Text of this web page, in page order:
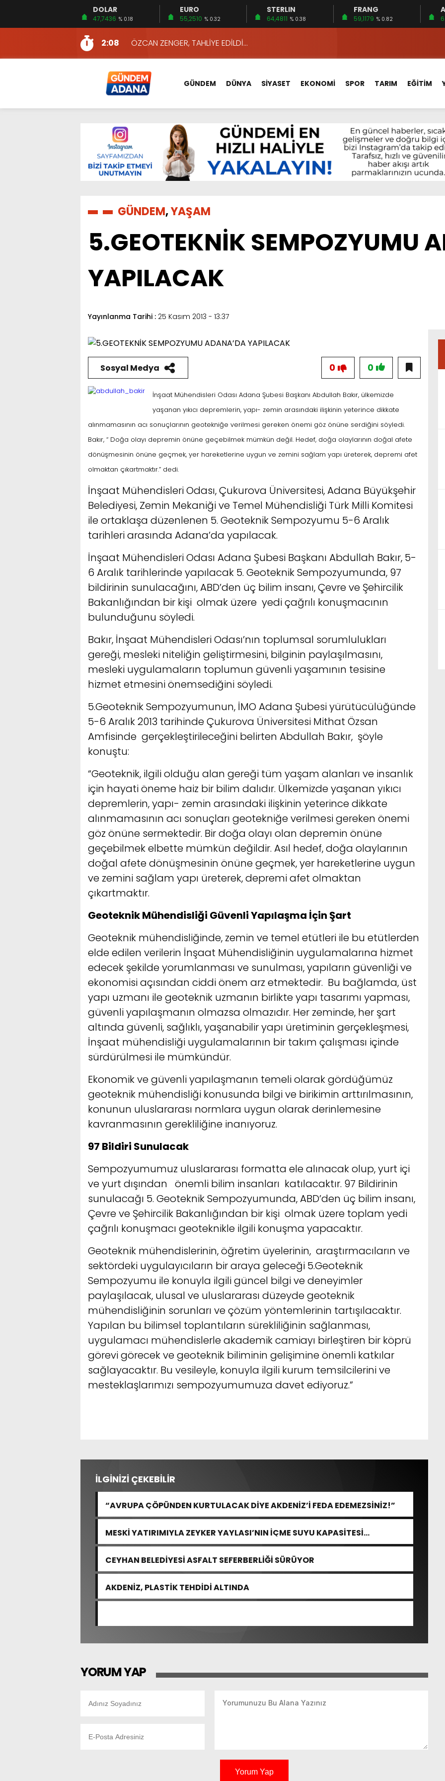
DOLAR
47,7436 % 0.18
EURO
55,2510 % 0.32
STERLIN
64,4811 % 0.38
FRANG
59,1179 % 0.82
13:10
İKİNCİ 500’DE ADANA’DAN 15 FİRMA
13:16
2:08
ÖZCAN ZENGER, TAHLİYE EDİLDİ…
16:00
AKILLI MERCEK HERKES İÇİN UYGUN MU?
10:06
ADANA’DAKİ CİNAYETLER MECLİSTE KONUŞULDU
13:54
NACAR: ESNAFIN SAĞLIK HİZMETLERİNİ KONUŞTUK
13:19
NACAR, DAHA İYİ SAĞLIK HİZMETLERİ İÇİN SAHADA
SULAMA KANALLARINDAKİ BOĞULMALARI ÖNLEMEK İÇİN GÖRÜŞTÜLER…
14:24
HERKES İÇİN ERİŞİLEBİLİR BEYİN SAĞLIĞI!
14:22
EMEKLİLER EN DÜŞÜK EMEKLİ AYLIĞININ 40 BİN LİRA OLMASINI İSTİYOR!
13:10
İKİNCİ 500’DE ADANA’DAN 15 FİRMA
GÜNDEM DÜNYA SİYASET EKONOMİ SPOR TARIM EĞİTİM
GÜNDEM,YAŞAM
5.GEOTEKNİK SEMPOZYUMU
YAPILACAK
Yayınlanma Tarihi : 25 Kasım 2013 - 13:37
Sosyal Medya 0
0
İnşaat Mühendisleri Odası Adana Şubesi Başkanı Abdullah Bakır, ülkemizde
yaşanan yıkıcı depremlerin, yapı- zemin arasındaki ilişkinin yeterince dikkate
alınmamasının acı sonuçlarının geotekniğe verilmesi gereken önemi göz önüne serdiğini söyledi.
Bakır, “ Doğa olayı depremin önüne geçebilmek mümkün değil. Hedef, doğa olaylarının doğal afete
dönüşmesinin önüne geçmek, yer hareketlerine uygun ve zemini sağlam yapı üreterek, depremi afet
olmaktan çıkartmaktır.” dedi.
İnşaat Mühendisleri Odası, Çukurova Üniversitesi, Adana Büyükşehir
Belediyesi, Zemin Mekaniği ve Temel Mühendisliği Türk Milli Komitesi
ile ortaklaşa düzenlenen 5. Geoteknik Sempozyumu 5-6 Aralık
tarihleri arasında Adana’da yapılacak.
İnşaat Mühendisleri Odası Adana Şubesi Başkanı Abdullah Bakır, 5-
6 Aralık tarihlerinde yapılacak 5. Geoteknik Sempozyumunda, 97
bildirinin sunulacağını, ABD’den üç bilim insanı, Çevre ve Şehircilik
Bakanlığından bir kişi olmak üzere yedi çağrılı konuşmacının
bulunduğunu söyledi.
Bakır, İnşaat Mühendisleri Odası’nın toplumsal sorumlulukları
gereği, mesleki niteliğin geliştirmesini, bilginin paylaşılmasını,
mesleki uygulamaların toplumun güvenli yaşamının tesisine
hizmet etmesini önemsediğini söyledi.
5.Geoteknik Sempozyumunun, İMO Adana Şubesi yürütücülüğünde
5-6 Aralık 2013 tarihinde Çukurova Üniversitesi Mithat Özsan
Amfisinde gerçekleştirileceğini belirten Abdullah Bakır, şöyle
konuştu:
“Geoteknik, ilgili olduğu alan gereği tüm yaşam alanları ve insanlık
için hayati öneme haiz bir bilim dalıdır. Ülkemizde yaşanan yıkıcı
depremlerin, yapı- zemin arasındaki ilişkinin yeterince dikkate
alınmamasının acı sonuçları geotekniğe verilmesi gereken önemi
göz önüne sermektedir. Bir doğa olayı olan depremin önüne
geçebilmek elbette mümkün değildir. Asıl hedef, doğa olaylarının
doğal afete dönüşmesinin önüne geçmek, yer hareketlerine uygun
ve zemini sağlam yapı üreterek, depremi afet olmaktan
çıkartmaktır.
Geoteknik Mühendisliği Güvenli Yapılaşma İçin Şart
Geoteknik mühendisliğinde, zemin ve temel etütleri ile bu etütlerden
elde edilen verilerin İnşaat Mühendisliğinin uygulamalarına hizmet
edecek şekilde yorumlanması ve sunulması, yapıların güvenliği ve
ekonomisi açısından ciddi önem arz etmektedir. Bu bağlamda, üst
yapı uzmanı ile geoteknik uzmanın birlikte yapı tasarımı yapması,
güvenli yapılaşmanın olmazsa olmazıdır. Her zeminde, her şart
altında güvenli, sağlıklı, yaşanabilir yapı üretiminin gerçekleşmesi,
İnşaat mühendisliği uygulamalarının bir takım çalışması içinde
sürdürülmesi ile mümkündür.
Ekonomik ve güvenli yapılaşmanın temeli olarak gördüğümüz
geoteknik mühendisliği konusunda bilgi ve birikimin arttırılmasının,
konunun uluslararası normlara uygun olarak derinlemesine
kavranmasının gerekliliğine inanıyoruz.
97 Bildiri Sunulacak
Sempozyumumuz uluslararası formatta ele alınacak olup, yurt içi
ve yurt dışından önemli bilim insanları katılacaktır. 97 Bildirinin
sunulacağı 5. Geoteknik Sempozyumunda, ABD’den üç bilim insanı,
Çevre ve Şehircilik Bakanlığından bir kişi olmak üzere toplam yedi
çağrılı konuşmacı geoteknikle ilgili konuşma yapacaktır.
Geoteknik mühendislerinin, öğretim üyelerinin, araştırmacıların ve
sektördeki uygulayıcıların bir araya geleceği 5.Geoteknik
Sempozyumu ile konuyla ilgili güncel bilgi ve deneyimler
paylaşılacak, ulusal ve uluslararası düzeyde geoteknik
mühendisliğinin sorunları ve çözüm yöntemlerinin tartışılacaktır.
Yapılan bu bilimsel toplantıların sürekliliğinin sağlanması,
uygulamacı mühendislerle akademik camiayı birleştiren bir köprü
görevi görecek ve geoteknik biliminin gelişimine önemli katkılar
sağlayacaktır. Bu vesileyle, konuyla ilgili kurum temsilcilerini ve
mesteklaşlarımızı sempozyumumuza davet ediyoruz.”
İLGİNİZİ ÇEKEBİLİR
“AVRUPA ÇÖPÜNDEN KURTULACAK DİYE AKDENİZ’İ FEDA EDEMEZSİNİZ!”
MESKİ YATIRIMIYLA ZEYKER YAYLASI’NIN İÇME SUYU KAPASİTESİ
GÜÇLENDİRİLDİ
CEYHAN BELEDİYESİ ASFALT SEFERBERLİĞİ SÜRÜYOR
AKDENİZ, PLASTİK TEHDİDİ ALTINDA
YORUM YAP
Yorum Yap